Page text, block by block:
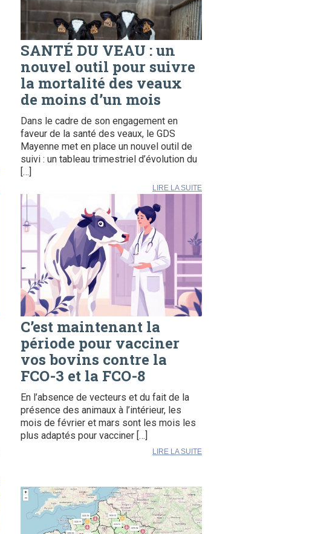
SANTÉ DU VEAU : un
nouvel outil pour suivre
la mortalité des veaux
de moins d’un mois
Dans le cadre de son engagement en
faveur de la santé des veaux, le GDS
Mayenne met en place un nouvel outil de
suivi : un tableau trimestriel d’évolution du
[…]
LIRE LA SUITE
C’est maintenant la
période pour vacciner
vos bovins contre la
FCO-3 et la FCO-8
En l’absence de vecteurs et du fait de la
présence des animaux à l’intérieur, les
mois de février et mars sont les mois les
plus adaptés pour vacciner […]
LIRE LA SUITE